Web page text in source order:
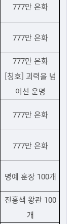
777만 은화
777만 은화
777만 은화
[칭호] 괴력을 넘
어선 운명
777만 은화
777만 은화
명예 훈장 100개
진홍색 왕관 100
개